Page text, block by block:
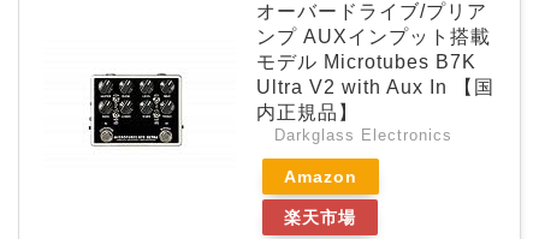
オーバードライブ/プリア
ンプ AUXインプット搭載
モデル Microtubes B7K
Ultra V2 with Aux In 【国
内正規品】
Darkglass Electronics
Amazon
楽天市場